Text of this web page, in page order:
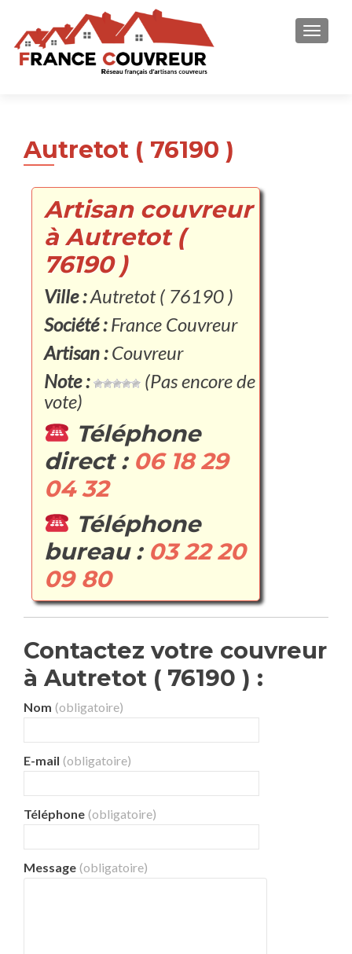
Autretot ( 76190 )
Artisan couvreur
à Autretot (
76190 )
Ville :Autretot ( 76190 )
Société :France Couvreur
Artisan :Couvreur
Note :
(Pas encore de
vote)
Téléphone
direct : 06 18 29
04 32
Téléphone
bureau : 03 22 20
09 80
Contactez votre couvreur
à Autretot ( 76190 ) :
Nom (obligatoire)
E-mail (obligatoire)
Téléphone (obligatoire)
Message (obligatoire)